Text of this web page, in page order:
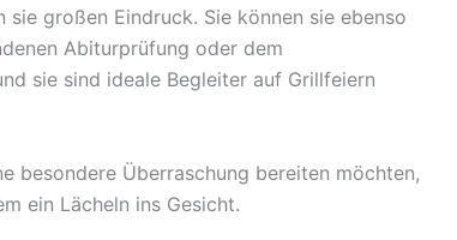
großen Eindruck. Sie können sie ebenso
Abiturprüfung oder dem
sie sind ideale Begleiter auf Grillfeiern
besondere Überraschung bereiten möchten,
ein Lächeln ins Gesicht.